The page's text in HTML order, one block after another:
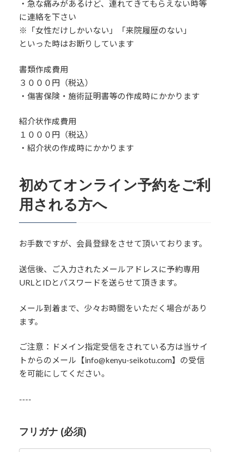
・急な痛みがあるけど、連れてきてもらえない時等
に連絡を下さい
※「女性だけしかいない」「来院履歴のない」
といった時はお断りしています
書類作成費用
３０００円（税込）
・傷害保険・施術証明書等の作成時にかかります
紹介状作成費用
１０００円（税込）
・紹介状の作成時にかかります
初めてオンライン予約をご利
用される方へ
お手数ですが、会員登録をさせて頂いております。
送信後、ご入力されたメールアドレスに予約専用
URLとIDとパスワードを送らせて頂きます。
メール到着まで、少々お時間をいただく場合があり
ます。
ご注意：ドメイン指定受信をされている方は当サイ
トからのメール【info@kenyu-seikotu.com】の受信
を可能にしてください。
----
フリガナ (必須)